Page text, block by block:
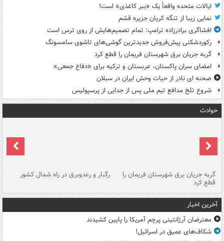
ایالات متحده واقعاً یک «ببر کاغذی» است!
نمایی زیبا از تنگه کریان جزیره قشم
افشاگری برادرزاده ترامپ: تمام تصمیم‌هایش از روی ترس است
رکوردشکنی پیش‌فروش جدیدترین گوشی‌های تاشوی سامسونگ
گربه جریان برق شهرستان فریمان را قطع کرد
امضای سران پاکستان، عربستان و ترکیه برای «دفاع جمعی»
صحنه ای نادر از حیات وحش ایران در سبلان
شروع تلخ مدافع تیم ملی پس از جدایی از پرسپولیس
حوادث
گربه جریان برق شهرستان فریمان را
قطع کرد
رگبار و رعدوبرق در راه شمال کشور
آخرین اخبار
معترضان آرژانتینی پرچم آمریکا را پایین کشیدند
شکاف‌های عمیق در اسرائیل!